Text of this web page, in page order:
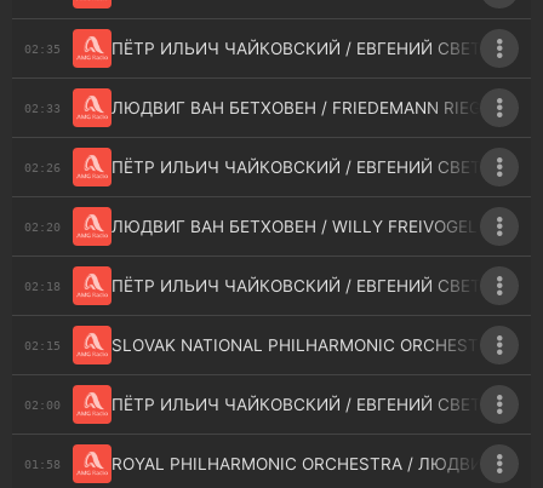
02:35 ПЁТР ИЛЬИЧ ЧАЙКОВСКИЙ / ЕВГЕНИЙ
02:33 ЛЮДВИГ ВАН БЕТХОВЕН / FRIEDEMANN RIEGER -
02:26 ПЁТР ИЛЬИЧ ЧАЙКОВСКИЙ / ЕВГЕНИЙ СВЕТЛАНОВ
02:20 ЛЮДВИГ ВАН БЕТХОВЕН / WILLY FREIVOGEL -
02:18 ПЁТР ИЛЬИЧ ЧАЙКОВСКИЙ / ЕВГЕНИЙ
02:15 SLOVAK NATIONAL PHILHARMONIC ORCHESTRA /
02:00 ПЁТР ИЛЬИЧ ЧАЙКОВСКИЙ / ЕВГЕНИЙ
01:58 ROYAL PHILHARMONIC ORCHESTRA / ЛЮДВИГ ВАН